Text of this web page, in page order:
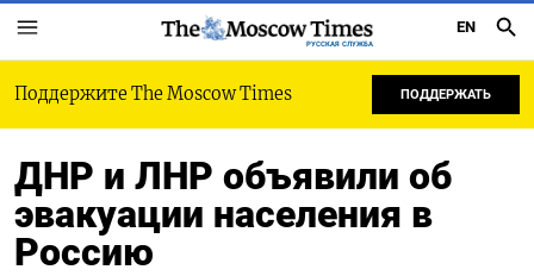
РУССКАЯ СЛУЖБА
EN
Поддержите The Moscow Times ПОДДЕРЖАТЬ
ДНР и ЛНР объявили об
эвакуации населения в
Россию